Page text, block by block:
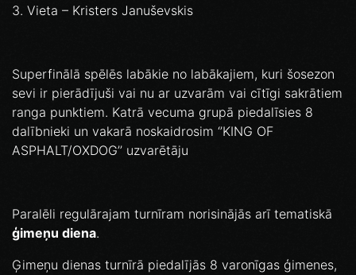
3. Vieta – Kristers Januševskis
Superfinālā spēlēs labākie no labākajiem, kuri šosezon
sevi ir pierādījuši vai nu ar uzvarām vai cītīgi sakrātiem
ranga punktiem. Katrā vecuma grupā piedalīsies 8
dalībnieki un vakarā noskaidrosim ‘’KING OF
ASPHALT/OXDOG’’ uzvarētāju
Paralēli regulārajam turnīram norisinājās arī tematiskā
ģimeņu diena.
Ģimeņu dienas turnīrā piedalījās 8 varonīgas ģimenes,